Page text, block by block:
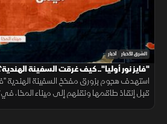
الشرق للأخبار أخبار
"فايز نور أوليا".. كيف غرقت السفينة
استهدف هجوم بزورق مفخخ السفينة الهندية
قبل إنقاذ طاقمها ونقلهم إلى ميناء المخا،